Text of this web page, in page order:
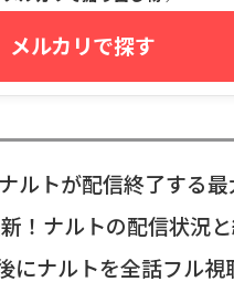
メルカリで探す
ルトが配信終了する最
！ナルトの配信状況
にナルトを全話フル